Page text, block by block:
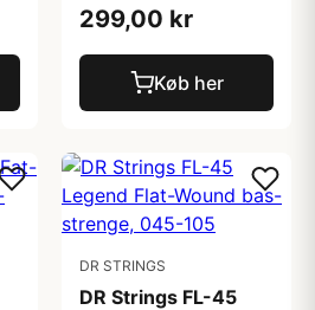
299,00 kr
Køb her
DR STRINGS
DR Strings FL-45